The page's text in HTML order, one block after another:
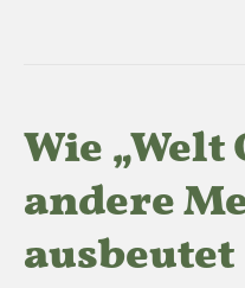
Wie „Welt
andere
ausbeutet